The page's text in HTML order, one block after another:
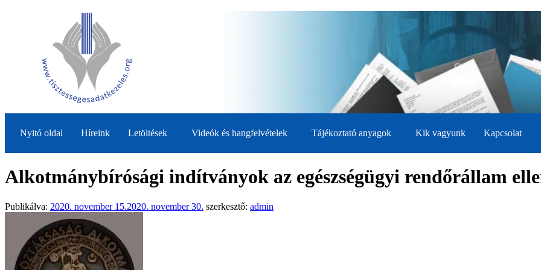
Nyitó oldal Híreink Letöltések Videók és hangfelvételek Tájékoztató anyagok Kik vagyunk Kapcsolat
Alkotmánybírósági indítványok az egészségügyi rendőrállam
Publikálva: 2020. november 15.2020. november 30. szerkesztő: admin